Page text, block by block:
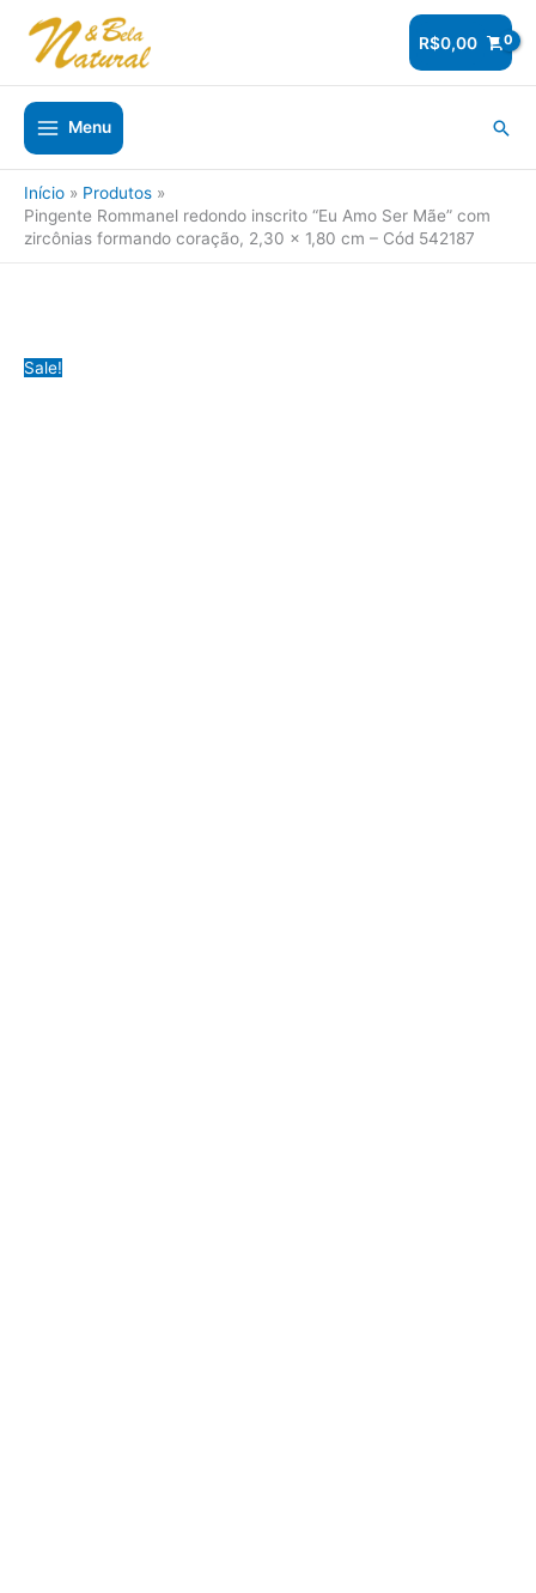
para
conteúdo
R$0,00
Menu
Início
Produtos
Pingente Rommanel redondo inscrito “Eu Amo Ser Mãe” com
zircônias formando coração, 2,30 x 1,80 cm – Cód 542187
Sale!